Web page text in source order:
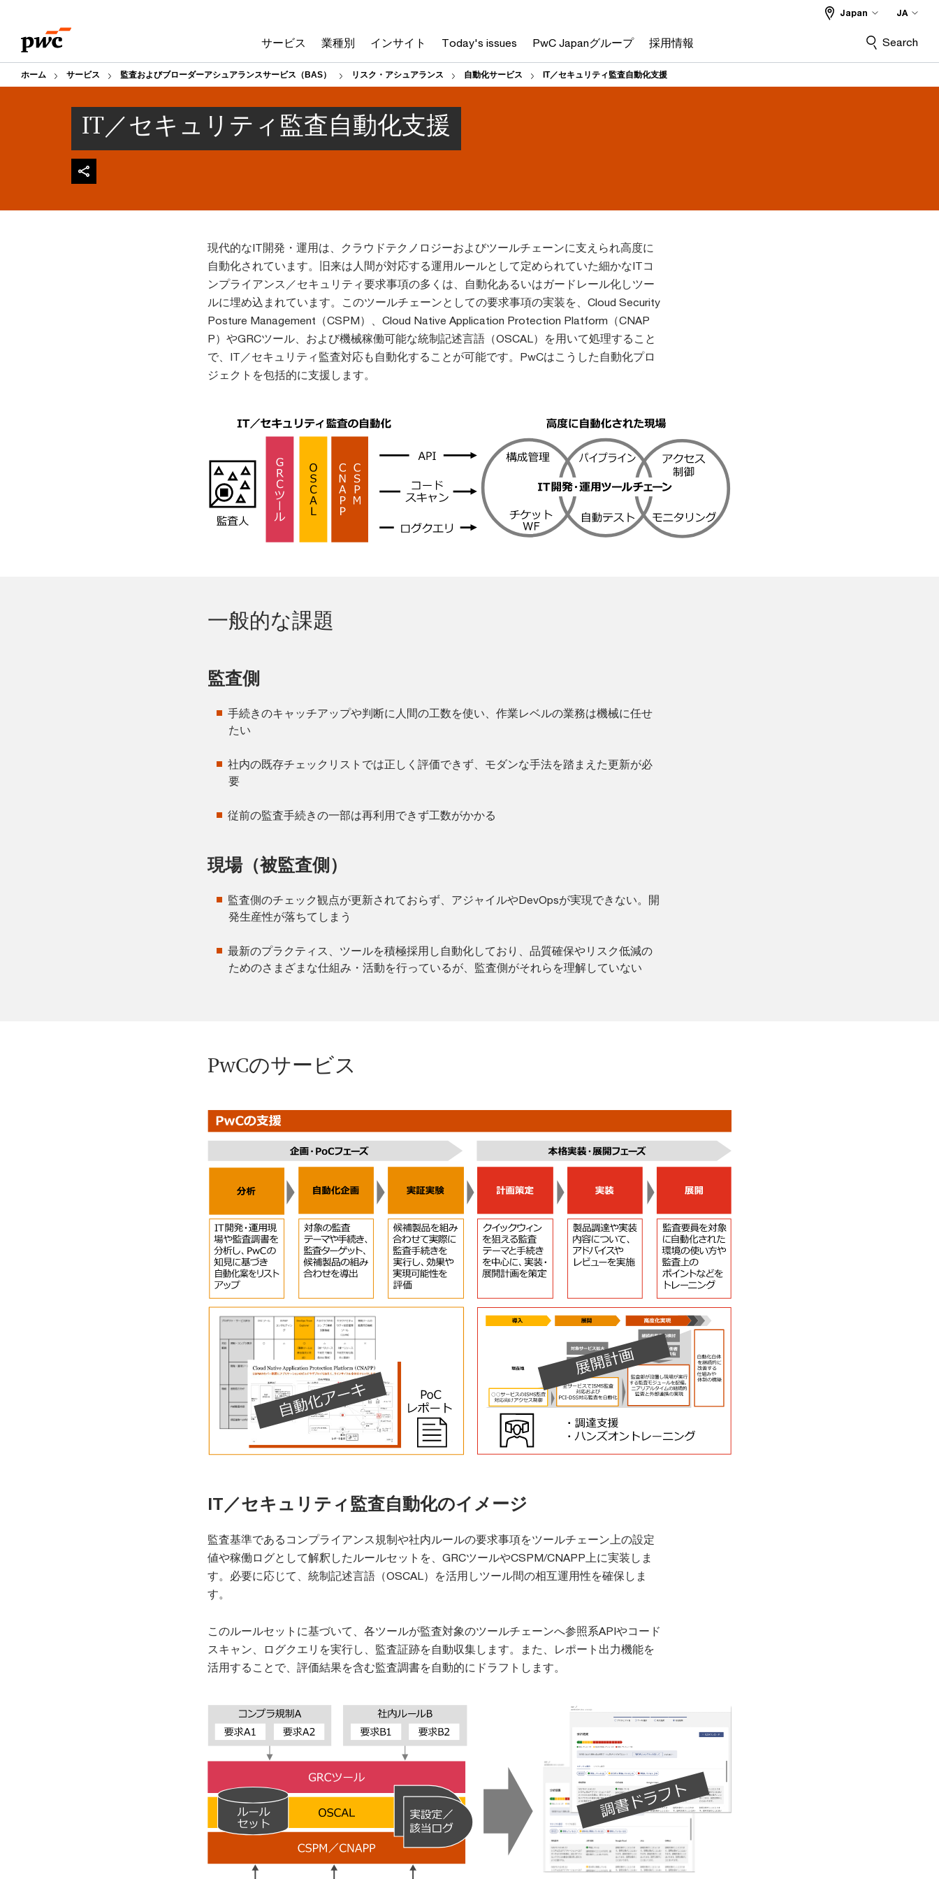
content
footer
サービス 業種別 インサイト Today's issues PwC Japanグループ 採用情報
Japan JA
Search
ホーム サービス 監査およびブローダーアシュアランスサービス（BAS） リスク・アシュアランス 自動化サービス IT／セキュリティ監査自動化支援
IT／セキュリティ監査自動化支援
現代的なIT開発・運用は、クラウドテクノロジーおよびツールチェーンに支えられ高度に
自動化されています。旧来は人間が対応する運用ルールとして定められていた細かなITコ
ンプライアンス／セキュリティ要求事項の多くは、自動化あるいはガードレール化しツー
ルに埋め込まれています。このツールチェーンとしての要求事項の実装を、Cloud Security
Posture Management（CSPM）、Cloud Native Application Protection Platform（CNAP
P）やGRCツール、および機械稼働可能な統制記述言語（OSCAL）を用いて処理すること
で、IT／セキュリティ監査対応も自動化することが可能です。PwCはこうした自動化プロ
ジェクトを包括的に支援します。
一般的な課題
監査側
手続きのキャッチアップや判断に人間の工数を使い、作業レベルの業務は機械に任せ
たい
社内の既存チェックリストでは正しく評価できず、モダンな手法を踏まえた更新が必
要
従前の監査手続きの一部は再利用できず工数がかかる
現場（被監査側）
監査側のチェック観点が更新されておらず、アジャイルやDevOpsが実現できない。開
発生産性が落ちてしまう
最新のプラクティス、ツールを積極採用し自動化しており、品質確保やリスク低減の
ためのさまざまな仕組み・活動を行っているが、監査側がそれらを理解していない
PwCのサービス
IT／セキュリティ監査自動化のイメージ
監査基準であるコンプライアンス規制や社内ルールの要求事項をツールチェーン上の設定
値や稼働ログとして解釈したルールセットを、GRCツールやCSPM/CNAPP上に実装しま
す。必要に応じて、統制記述言語（OSCAL）を活用しツール間の相互運用性を確保しま
す。
このルールセットに基づいて、各ツールが監査対象のツールチェーンへ参照系APIやコード
スキャン、ログクエリを実行し、監査証跡を自動収集します。また、レポート出力機能を
活用することで、評価結果を含む監査調書を自動的にドラフトします。